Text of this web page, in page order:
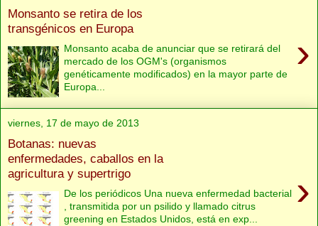
Monsanto se retira de los
transgénicos en Europa
›
Monsanto acaba de anunciar que se retirará del
mercado de los OGM's (organismos
genéticamente modificados) en la mayor parte de
Europa...
viernes, 17 de mayo de 2013
Botanas: nuevas
enfermedades, caballos en la
agricultura y supertrigo
›
De los periódicos Una nueva enfermedad bacterial
, transmitida por un psilido y llamado citrus
greening en Estados Unidos, está en exp...